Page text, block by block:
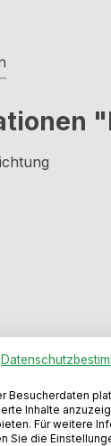
Besucherdaten
Inhalte
Für weitere
Sie die